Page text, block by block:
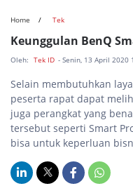
Home Tek
Keunggulan BenQ
Oleh: Tek ID - Senin, 13 April 2020
Selain membutuhkan
peserta rapat dapat
juga perangkat yang
tersebut seperti Smart
bisa untuk keperluan